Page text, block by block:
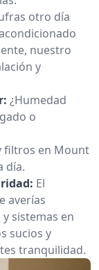
otro día
nuestro
y
¿Humedad
o
filtros en Mount
día.
El
averías
sistemas en
sucios y
tranquilidad.